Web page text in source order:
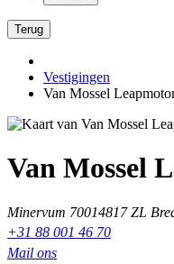
Terug
Vestigingen
Van Mossel
Van Mossel
Minervum 70014817 ZL
+31 88 001 46 70
Mail ons